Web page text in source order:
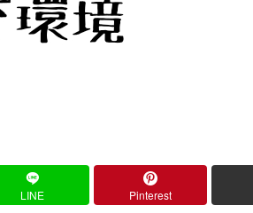
LINE Pinterest